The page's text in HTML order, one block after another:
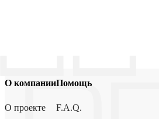
О компании
О проекте
Помощь
F.A.Q.